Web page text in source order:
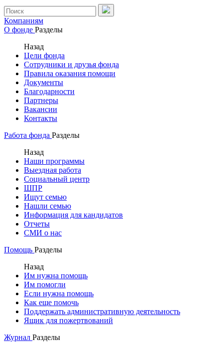
Компаниям
О фонде Разделы
Назад
Цели фонда
Сотрудники и друзья фонда
Правила оказания помощи
Документы
Благодарности
Партнеры
Вакансии
Контакты
Работа фонда Разделы
Назад
Наши программы
Выездная работа
Социальный центр
ШПР
Ищут семью
Нашли семью
Информация для кандидатов
Отчеты
СМИ о нас
Помощь Разделы
Назад
Им нужна помощь
Им помогли
Если нужна помощь
Как еще помочь
Поддержать административную деятельность
Ящик для пожертвований
Журнал Разделы